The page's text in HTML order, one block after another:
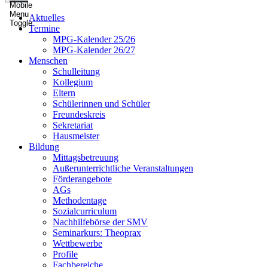
Mobile
Menu
Toggle
Aktuelles
Termine
MPG-Kalender 25/26
MPG-Kalender 26/27
Menschen
Schulleitung
Kollegium
Eltern
Schülerinnen und Schüler
Freundeskreis
Sekretariat
Hausmeister
Bildung
Mittagsbetreuung
Außerunterrichtliche Veranstaltungen
Förderangebote
AGs
Methodentage
Sozialcurriculum
Nachhilfebörse der SMV
Seminarkurs: Theoprax
Wettbewerbe
Profile